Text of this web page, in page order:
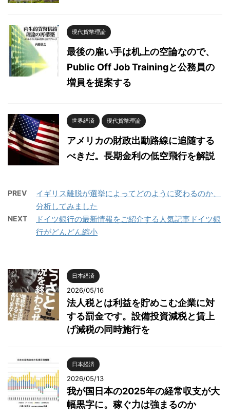
現代貨幣理論
最後の雇い手は机上の空論なので、
Public Off Job Trainingと公務員の
増員を提案する
世界経済 現代貨幣理論
アメリカの財政出動路線に追随する
べきだ。長期金利の低空飛行を解説
PREV
イギリス離脱が選挙によってどのように変わるのか、
分析してみました
NEXT
ドイツ銀行の最新情報をご紹介する人気記事ドイツ銀
行がどんどん縮小
日本経済
2026/05/16
法人税とは利益を貯めこむ企業に対
する罰金です。設備投資減税と賃上
げ減税の同時施行を
日本経済
2026/05/13
我が国日本の2025年の経常収支が大
幅黒字に。稼ぐ力は強まるのか